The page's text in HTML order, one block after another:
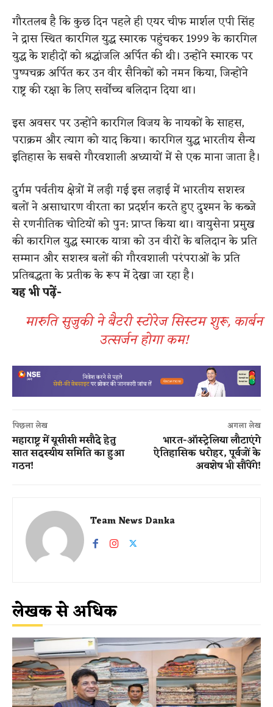
गौरतलब है कि कुछ दिन पहले ही एयर चीफ मार्शल एपी सिंह
ने द्रास स्थित कारगिल युद्ध स्मारक पहुंचकर 1999 के कारगिल
युद्ध के शहीदों को श्रद्धांजलि अर्पित की थी। उन्होंने स्मारक पर
पुष्पचक्र अर्पित कर उन वीर सैनिकों को नमन किया, जिन्होंने
राष्ट्र की रक्षा के लिए सर्वोच्च बलिदान दिया था।
इस अवसर पर उन्होंने कारगिल विजय के नायकों के साहस,
पराक्रम और त्याग को याद किया। कारगिल युद्ध भारतीय सैन्य
इतिहास के सबसे गौरवशाली अध्यायों में से एक माना जाता है।
दुर्गम पर्वतीय क्षेत्रों में लड़ी गई इस लड़ाई में भारतीय सशस्त्र
बलों ने असाधारण वीरता का प्रदर्शन करते हुए दुश्मन के कब्जे
से रणनीतिक चोटियों को पुन: प्राप्त किया था। वायुसेना प्रमुख
की कारगिल युद्ध स्मारक यात्रा को उन वीरों के बलिदान के प्रति
सम्मान और सशस्त्र बलों की गौरवशाली परंपराओं के प्रति
प्रतिबद्धता के प्रतीक के रूप में देखा जा रहा है।
यह भी पढ़ें-
मारुति सुजुकी ने बैटरी स्टोरेज सिस्टम शुरू, कार्बन
उत्सर्जन होगा कम!
पिछला लेख
महाराष्ट्र में यूसीसी मसौदे हेतु
सात सदस्यीय समिति का हुआ
गठन!
अगला लेख
भारत-ऑस्ट्रेलिया लौटाएंगे
ऐतिहासिक धरोहर, पूर्वजों के
अवशेष भी सौंपेंगे​!
Team News Danka
लेखक से अधिक